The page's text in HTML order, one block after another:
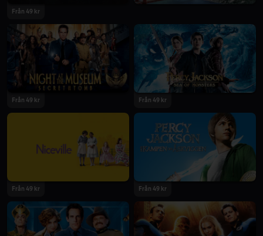
Från 49 kr
Från 49 kr Från 49 kr
Från 49 kr Från 49 kr